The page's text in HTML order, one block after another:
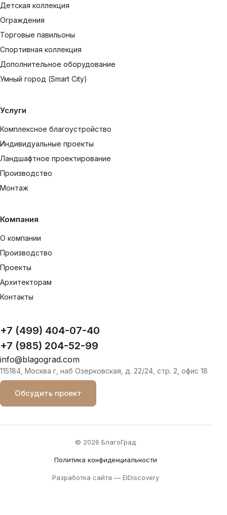
Детская коллекция
Ограждения
Торговые павильоны
Спортивная коллекция
Дополнительное оборудование
Умный город (Smart City)
Услуги
Комплексное благоустройство
Индивидуальные проекты
Ландшафтное проектирование
Производство
Монтаж
Компания
О компании
Производство
Проекты
Архитекторам
Контакты
+7 (499) 404-07-40
+7 (985) 204-52-99
info@blagograd.com
115184, Москва г, наб Озерковская, д. 22/24, стр. 2, офис 18
Обсудить проект
© 2026 БлагоГрад
Политика конфиденциальности
Разработка сайта — ElDiscovery